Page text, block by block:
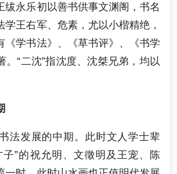
绂永乐初以善书供事文渊阁，书名
学王右军、危素，尤以小楷精绝，
《学书法》、《草书评》、《书学
。“二沈”指沈度、沈桀兄弟，均以
法发展的中期。此时文人学士辈
子”的祝允明、文徵明及王宠、陈